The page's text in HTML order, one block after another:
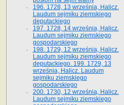
196. 1728, 13 września, Halicz.
Laudum sejmiku ziemskiego
deputackiego
197. 1728, 14 września, Halicz.
Laudum sejmiku ziemskiego
gospodarskiego
198. 1729, 12 września, Halicz.
Laudum sejmiku ziemskiego
deputackiego. 199. 1729, 13
września, Halicz. Laudum
sejmiku ziemskiego
gospodarskiego
200. 1730, 12 września, Halicz.
Laudum sejmiku ziemskiego